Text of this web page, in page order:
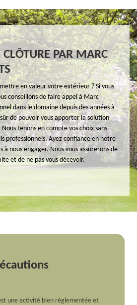
PAR MARC
en valeur votre extérieur ? Si vous
conseillons de faire appel à Marc
dans le domaine depuis des années à
de pouvoir vous apporter la solution
tenons en compte vos choix sans
professionnels. Ayez confiance en notre
à nous engager. Nous vous assurerons de
et de ne pas vous décevoir.
une activité bien réglementée et